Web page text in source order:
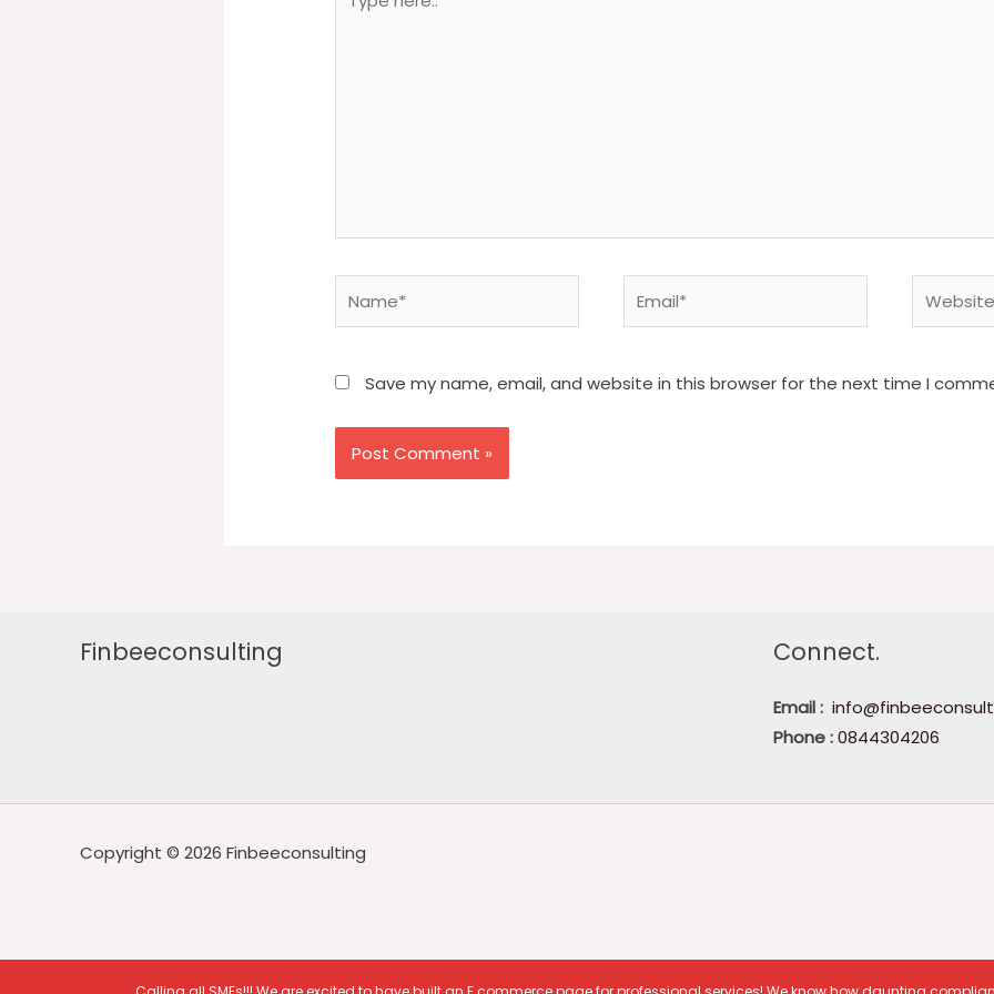
here..
Save my name, email, and website in this browser for the next time I
Finbeeconsulting Connect.
Email :
Phone :0844304206
Copyright © 2026 Finbeeconsulting